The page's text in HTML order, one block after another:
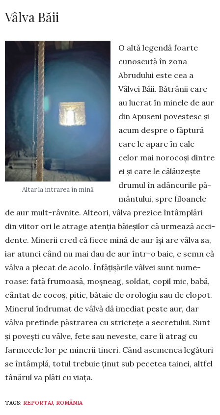
Vâlva Băii
Altar la intrarea în mină
O altă legendă foarte
cunoscută în zona
Abrudului este cea a
Vâlvei Băii. Bătrânii care
au lucrat în mi­nele de aur
din Apuseni po­vestesc și
acum despre o făptură
care le apare în cale
celor mai norocoşi dintre
ei şi care le călăuzeşte
dru­mul în adâncu­rile pă­
mân­tului, spre fi­loanele
de aur mult-râvnite. Al­teori, vâlva prezice întâm­plări
din vii­tor ori le atrage atenţia bă­ieșilor că urmează acci­
dente. Minerii cred că fiece mină de aur îşi are vâlva sa,
iar atunci când nu mai dau de aur într-o baie, e semn că
vâlva a plecat de acolo. Înfăţişările vâlvei sunt nu­me­
roase: fată fru­moasă, moşneag, soldat, copil mic, babă,
cântat de cocoş, pitic, bătaie de orologiu sau de clopot.
Minerul în­drumat de vâlvă dă imediat peste aur, dar
vâlva pretinde păs­trarea cu stricteţe a secretului. Sunt
și poveşti cu vâlve, fete sau ne­ves­te, care îi atrag cu
farmecele lor pe minerii tineri. Când ase­me­nea legături
se întâmplă, totul trebuie ţinut sub pecetea tainei, altfel
tânărul va plăti cu viaţa.
TAGS: REPORTAJ, ROMÂNIA